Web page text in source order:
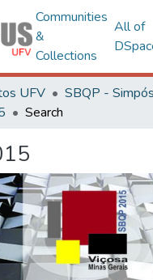
Communities
&
Collections
All of
UFV
Search